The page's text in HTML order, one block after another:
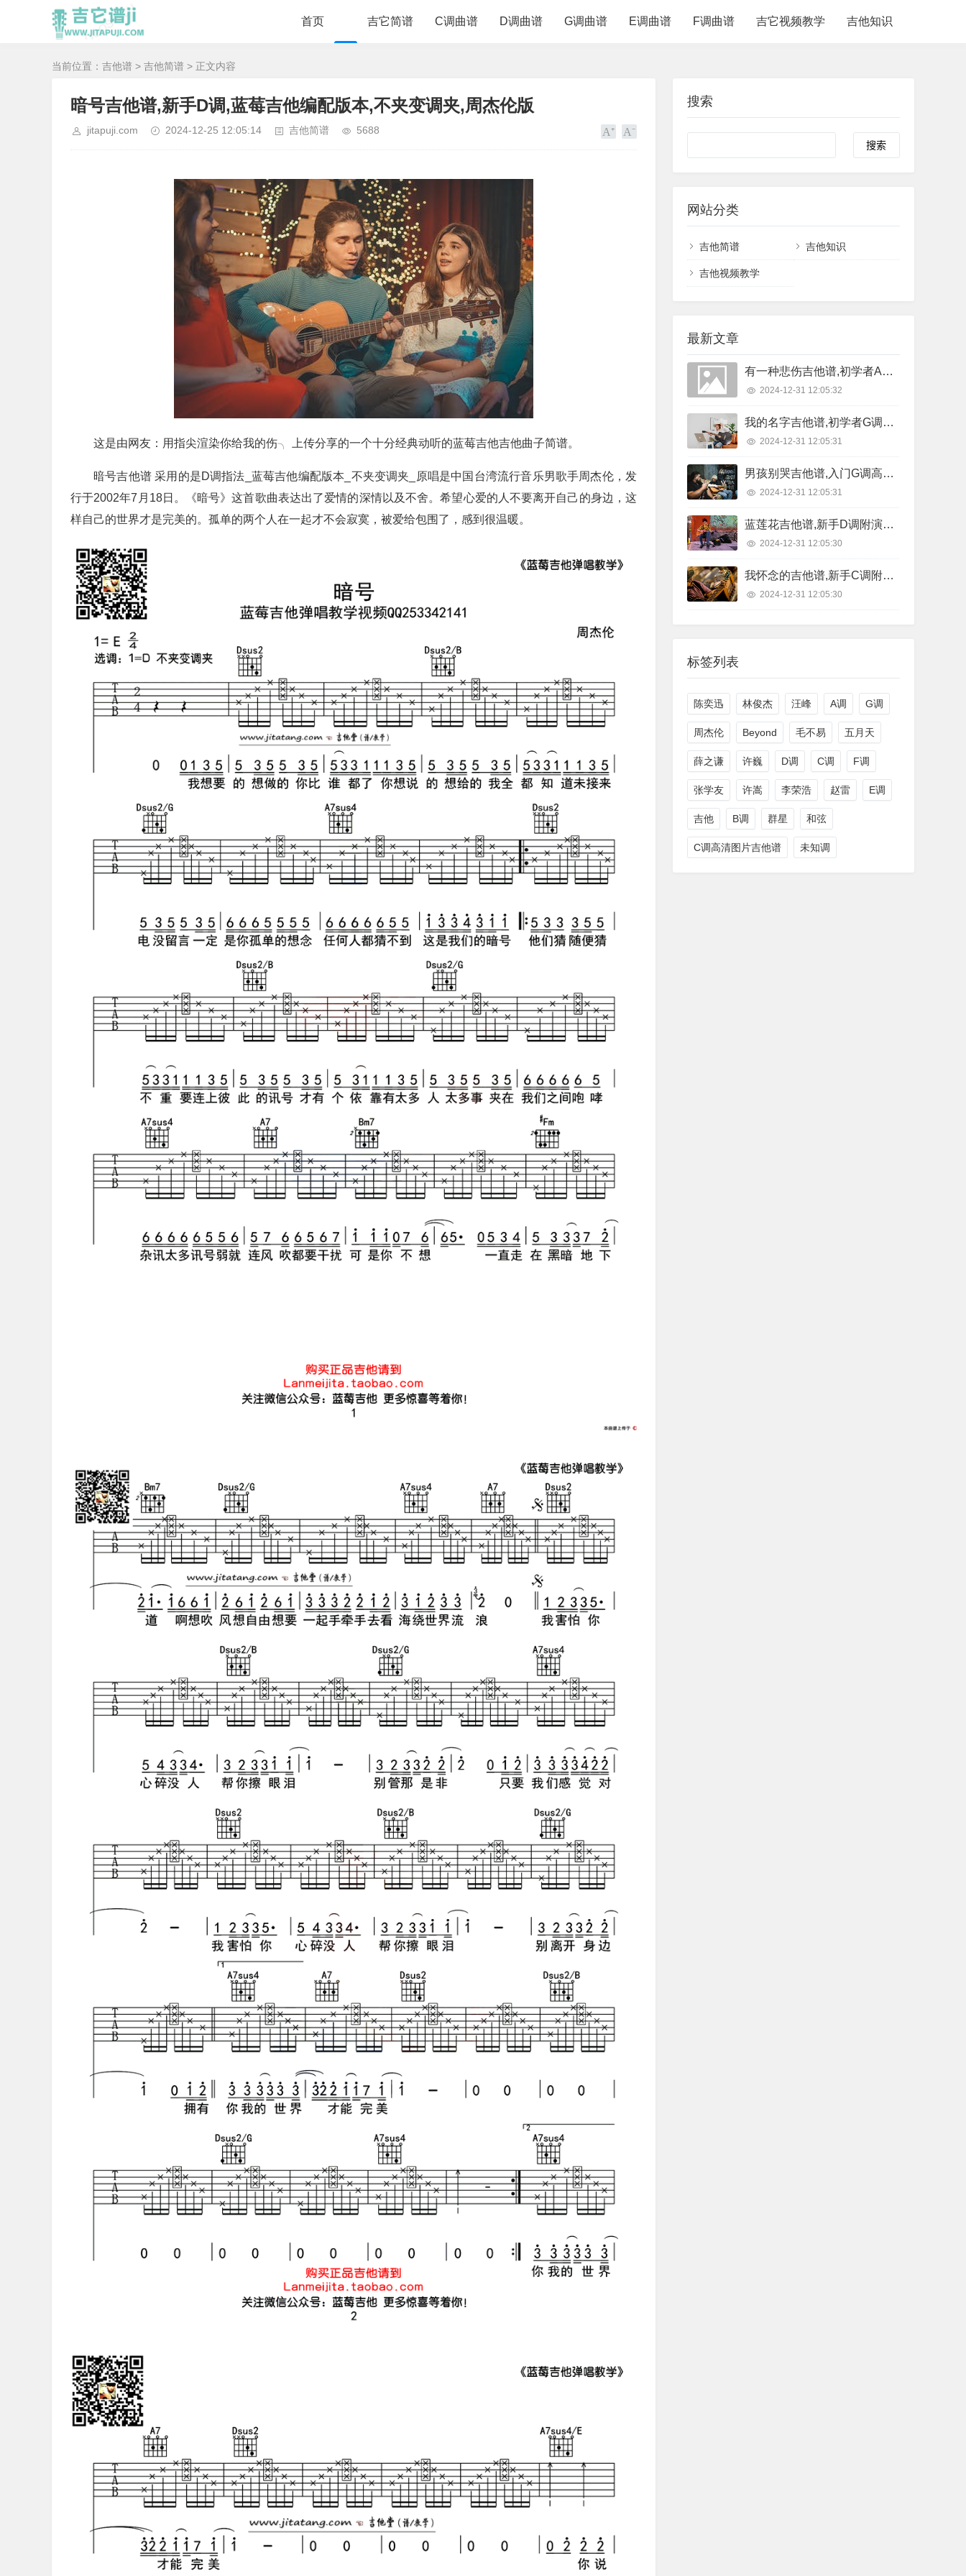
首页 吉它简谱 C调曲谱 D调曲谱 G调曲谱 E调曲谱 F调曲谱 吉它视频教学 吉他知识
当前位置： 吉他谱 > 吉他简谱 > 正文内容
暗号吉他谱,新手D调,蓝莓吉他编配版本,不夹变调夹,周杰伦版
jitapuji.com 2024-12-25 12:05:14 吉他简谱 5688
这是由网友：用指尖渲染你给我的伤╮ 上传分享的一个十分经典动听的蓝莓吉他吉他曲子简谱。
暗号吉他谱 采用的是D调指法_蓝莓吉他编配版本_不夹变调夹_原唱是中国台湾流行音乐男歌手周杰伦，发
行于2002年7月18日。《暗号》这首歌曲表达出了爱情的深情以及不舍。希望心爱的人不要离开自己的身边，这
样自己的世界才是完美的。孤单的两个人在一起才不会寂寞，被爱给包围了，感到很温暖。
搜索
网站分类
吉他简谱 吉他知识
吉他视频教学
最新文章
有一种悲伤吉他谱,初学者A调精选版,7T吉他教室编配,A-Lin版
2024-12-31 12:05:32
我的名字吉他谱,初学者G调原版,西二吉他版本,焦迈奇版
2024-12-31 12:05:31
男孩别哭吉他谱,入门G调高清版,吉他专家编配,海龟先生版
2024-12-31 12:05:31
蓝莲花吉他谱,新手D调附演示,悠音吉他课堂编配,许巍版
2024-12-31 12:05:30
我怀念的吉他谱,新手C调附节奏型,7T吉他教室编配,孙燕姿版
2024-12-31 12:05:30
标签列表
陈奕迅 林俊杰 汪峰 A调 G调
周杰伦 Beyond 毛不易 五月天
薛之谦 许巍 D调 C调 F调
张学友 许嵩 李荣浩 赵雷 E调
吉他 B调 群星 和弦
C调高清图片吉他谱 未知调